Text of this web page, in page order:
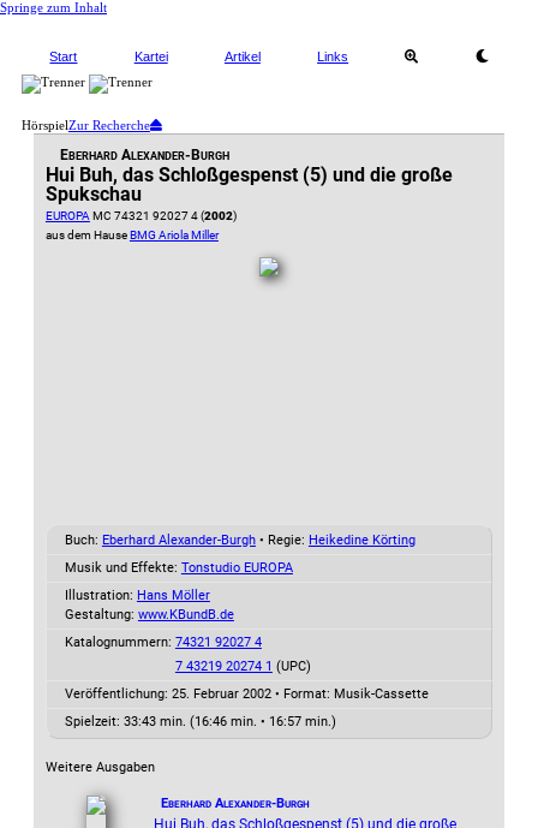
Springe zum Inhalt
Start Kartei Artikel Links
HörspielZur Recherche
Eberhard Alexander-Burgh
Hui Buh, das Schloßgespenst (5) und die große
Spukschau
EUROPAMC 74321 92027 4 (2002)
aus dem Hause BMG Ariola Miller
Buch: Eberhard Alexander-Burgh• Regie: Heikedine Körting
Musik und Effekte: Tonstudio EUROPA
Illustration: Hans Möller
Gestaltung: www.KBundB.de
Katalognummern: 74321 92027 4
7 43219 20274 1 (UPC)
Veröffentlichung: 25. Februar 2002• Format: Musik-Cassette
Spielzeit: 33:43 min. (16:46 min. • 16:57 min.)
Weitere Ausgaben
Eberhard Alexander-Burgh
Hui Buh, das Schloßgespenst (5) und die große